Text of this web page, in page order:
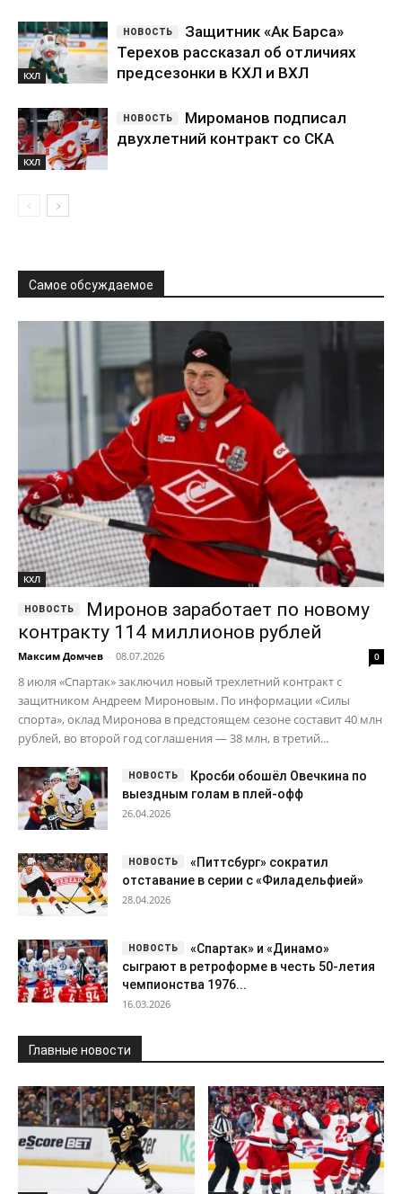
КХЛ
Защитник «Ак Барса»
Терехов рассказал об отличиях
предсезонки в КХЛ и ВХЛ
КХЛ
Мироманов подписал
двухлетний контракт со СКА
Самое обсуждаемое
КХЛ
Миронов заработает по новому
контракту 114 миллионов рублей
Максим Домчев - 08.07.2026 0
8 июля «Спартак» заключил новый трехлетний контракт с
защитником Андреем Мироновым. По информации «Силы
спорта», оклад Миронова в предстоящем сезоне составит 40 млн
рублей, во второй год соглашения — 38 млн, в третий...
Кросби обошёл Овечкина по
выездным голам в плей-офф
26.04.2026
«Питтсбург» сократил
отставание в серии с «Филадельфией»
28.04.2026
«Спартак» и «Динамо»
сыграют в ретроформе в честь 50-летия
чемпионства 1976...
16.03.2026
Главные новости